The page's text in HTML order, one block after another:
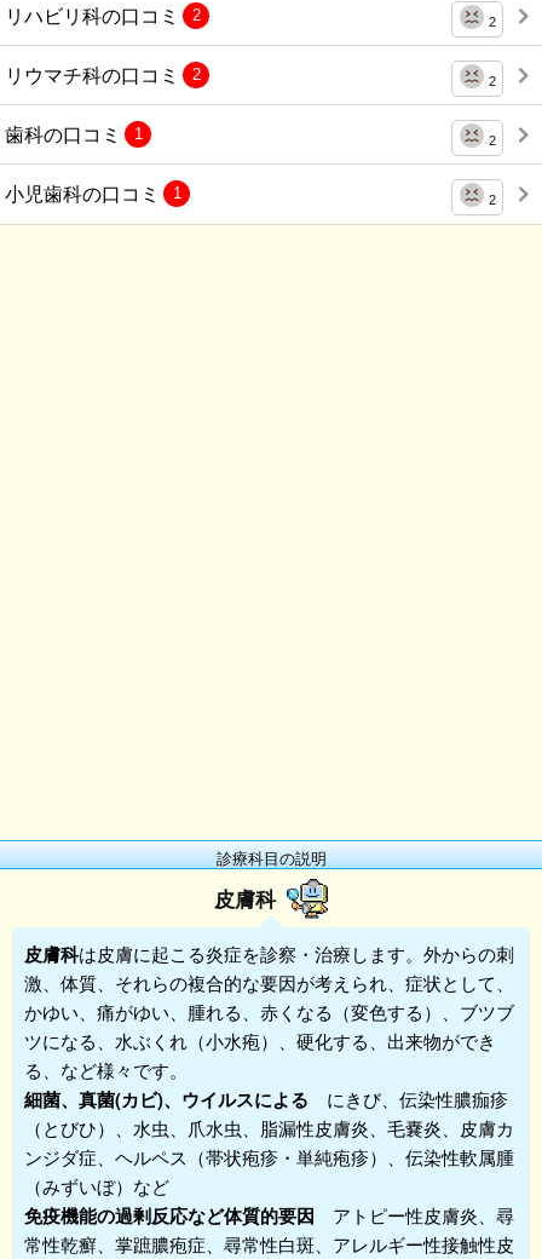
リハビリ科の口コミ 2
2
リウマチ科の口コミ 2
2
歯科の口コミ 2
1
小児歯科の口コミ 2
1
診療科目の説明
皮膚科
皮膚科は皮膚に起こる炎症を診察・治療します。外からの刺
激、体質、それらの複合的な要因が考えられ、症状として、
かゆい、痛がゆい、腫れる、赤くなる（変色する）、ブツブ
ツになる、水ぶくれ（小水疱）、硬化する、出来物ができ
る、など様々です。
細菌、真菌(カビ)、ウイルスによる にきび、伝染性膿痂疹
（とびひ）、水虫、爪水虫、脂漏性皮膚炎、毛嚢炎、皮膚カ
ンジダ症、ヘルペス（帯状疱疹・単純疱疹）、伝染性軟属腫
（みずいぼ）など
免疫機能の過剰反応など体質的要因 アトピー性皮膚炎、尋
常性乾癬、掌蹠膿疱症、尋常性白斑、アレルギー性接触性皮